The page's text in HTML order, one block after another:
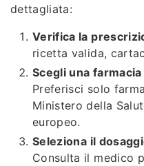
dettagliata:
Verifica la
ricetta valida,
Scegli una
Preferisci solo
Ministero della
europeo.
Seleziona il
Consulta il medico